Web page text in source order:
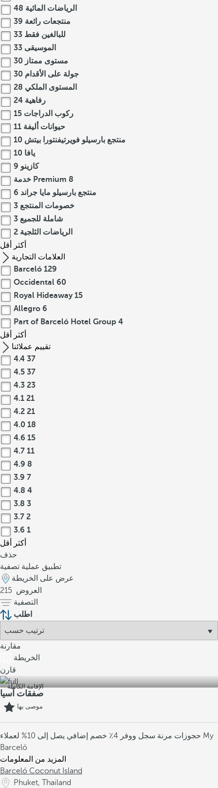
الرياضات المائية 48
منتجعات رائعة 39
للبالغين فقط 33
الموسيقى 33
مستوى ممتاز 30
جولة على الأقدام 30
المستوى الملكي 28
رفاهية 24
ركوب الدراجات 15
حيوانات أليفة 11
منتجع بارسيلو فويرتيفنتورا بيتش 10
يافا 10
كازينو 9
خدمة Premium 8
منتجع بارسيلو مايا جراند 6
خصومات المنتجع 3
شاملة للجميع 3
الرياضات الثلجية 2
أكثر
أقل
العلامات التجارية
Barceló 129
Occidental 60
Royal Hideaway 15
Allegro 6
Part of Barceló Hotel Group 4
أكثر
أقل
تقييم عملائنا
4.4 37
4.5 37
4.3 23
4.1 21
4.2 21
4.0 18
4.6 15
4.7 11
4.9 8
3.9 7
4.8 4
3.8 3
3.7 2
3.6 1
أكثر
أقل
حذف
تطبيق عملية تصفية
عرض على الخريطة
215 العروض
التصفية
اطلب
مقارنة
الخريطة
قارن
الإقامة الكاملة
صفقات آسيا
موصى بها
حجوزات مرنة سجل ووفر 4٪
خصم إضافي يصل إلى 10% لعملاء My
Barceló
المزيد من المعلومات
Barceló Coconut Island
Phuket, Thailand